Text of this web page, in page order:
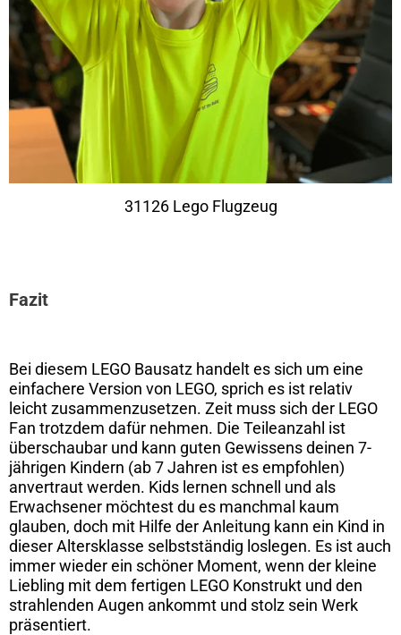
31126 Lego Flugzeug
Fazit
Bei diesem LEGO Bausatz handelt es sich um eine
einfachere Version von LEGO, sprich es ist relativ
leicht zusammenzusetzen. Zeit muss sich der LEGO
Fan trotzdem dafür nehmen. Die Teileanzahl ist
überschaubar und kann guten Gewissens deinen 7-
jährigen Kindern (ab 7 Jahren ist es empfohlen)
anvertraut werden. Kids lernen schnell und als
Erwachsener möchtest du es manchmal kaum
glauben, doch mit Hilfe der Anleitung kann ein Kind in
dieser Altersklasse selbstständig loslegen. Es ist auch
immer wieder ein schöner Moment, wenn der kleine
Liebling mit dem fertigen LEGO Konstrukt und den
strahlenden Augen ankommt und stolz sein Werk
präsentiert.